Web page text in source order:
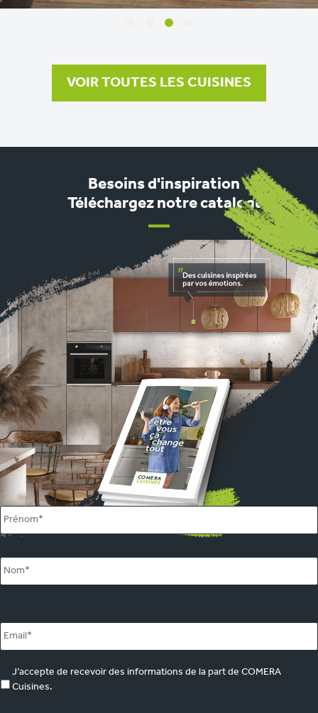
3
VOIR TOUTES LES CUISINES
Besoins d'inspiration ?
Téléchargez notre catalogue
Name *
marketing
J’accepte de recevoir des informations de la part de COMERA
Cuisines.